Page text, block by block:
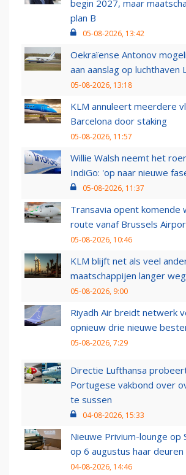
begin 2027, maar
plan B
05-08-2026, 13:42
Oekraïense Antonov
aan aanslag op luchthaven
05-08-2026, 13:18
KLM annuleert meerdere
Barcelona door staking
05-08-2026, 11:57
Willie Walsh neemt het
IndiGo: 'op naar nieuwe
05-08-2026, 11:37
Transavia opent komende
route vanaf Brussels
05-08-2026, 10:46
KLM blijft net als veel
maatschappijen langer
05-08-2026, 9:00
Riyadh Air breidt netwerk
opnieuw drie nieuwe
05-08-2026, 7:29
Directie Lufthansa
Portugese vakbond over
te sussen
04-08-2026, 15:33
Nieuwe Privium-lounge op
op 6 augustus haar deuren
04-08-2026, 14:46